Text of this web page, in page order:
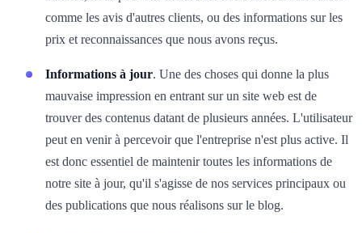
comme les avis d'autres clients, ou des informations sur les
prix et reconnaissances que nous avons reçus.
Informations à jour. Une des choses qui donne la plus
mauvaise impression en entrant sur un site web est de
trouver des contenus datant de plusieurs années. L'utilisateur
peut en venir à percevoir que l'entreprise n'est plus active. Il
est donc essentiel de maintenir toutes les informations de
notre site à jour, qu'il s'agisse de nos services principaux ou
des publications que nous réalisons sur le blog.